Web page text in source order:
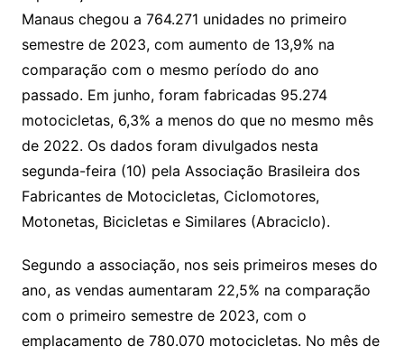
Manaus chegou a 764.271 unidades no primeiro
semestre de 2023, com aumento de 13,9% na
comparação com o mesmo período do ano
passado. Em junho, foram fabricadas 95.274
motocicletas, 6,3% a menos do que no mesmo mês
de 2022. Os dados foram divulgados nesta
segunda-feira (10) pela Associação Brasileira dos
Fabricantes de Motocicletas, Ciclomotores,
Motonetas, Bicicletas e Similares (Abraciclo).
Segundo a associação, nos seis primeiros meses do
ano, as vendas aumentaram 22,5% na comparação
com o primeiro semestre de 2023, com o
emplacamento de 780.070 motocicletas. No mês de